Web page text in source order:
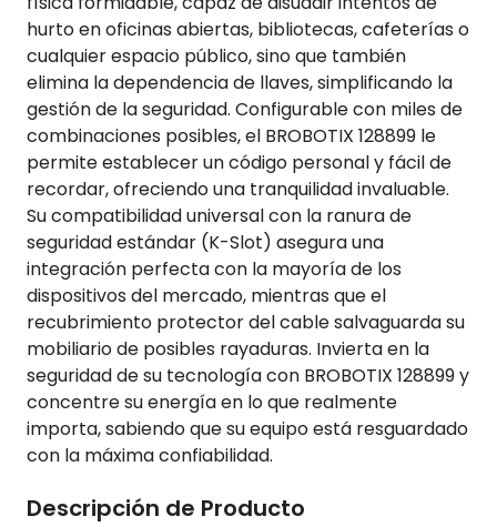
hurto en oficinas abiertas, bibliotecas, cafeterías o
cualquier espacio público, sino que también
elimina la dependencia de llaves, simplificando la
gestión de la seguridad. Configurable con miles de
combinaciones posibles, el BROBOTIX 128899 le
permite establecer un código personal y fácil de
recordar, ofreciendo una tranquilidad invaluable.
Su compatibilidad universal con la ranura de
seguridad estándar (K-Slot) asegura una
integración perfecta con la mayoría de los
dispositivos del mercado, mientras que el
recubrimiento protector del cable salvaguarda su
mobiliario de posibles rayaduras. Invierta en la
seguridad de su tecnología con BROBOTIX 128899 y
concentre su energía en lo que realmente
importa, sabiendo que su equipo está resguardado
con la máxima confiabilidad.
Descripción de Producto